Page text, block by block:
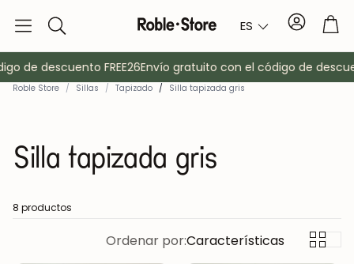
Buscar ES Cuenta
Aparadores
de descuento FREE26Envío gratuito con el código de
Roble Store / Sillas / Tapizado / Silla tapizada gris
Silla tapizada gris
8 productos
Ordenar por:Características